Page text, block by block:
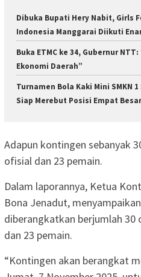
Dibuka Bupati Hery Nabit, Girls
Indonesia Manggarai Diikuti
Buka ETMC ke 34, Gubernur
Ekonomi Daerah”
Turnamen Bola Kaki Mini SMKN
Siap Merebut Posisi Empat
Adapun kontingen sebanyak
ofisial dan 23 pemain.
Dalam laporannya, Ketua
Bona Jenadut,
diberangkatkan berjumlah
dan 23 pemain.
“Kontingen akan berangkat